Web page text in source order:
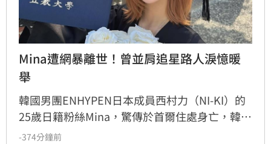
Mina遭網暴離世！曾並肩追星路人淚憶暖
舉
韓國男團ENHYPEN日本成員西村力（NI-KI）的
25歲日籍粉絲Mina，驚傳於首爾住處身亡，韓國
警方證實接獲報案並介入調查。生前Mina因追星
-374分鐘前